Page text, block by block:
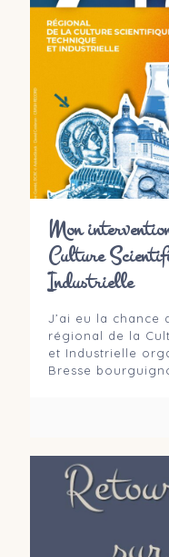
Mon
Culture
Industrielle
J’ai eu la chance
régional de la
et Industrielle
Bresse